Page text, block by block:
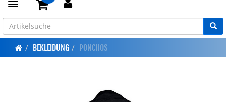
Toggle navigation
BEKLEIDUNG PONCHOS